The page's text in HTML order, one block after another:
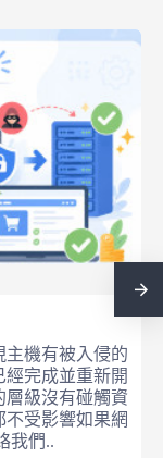
主機有被入侵的
完成並重新開
層級沒有碰觸資
受影響如果網
我們..